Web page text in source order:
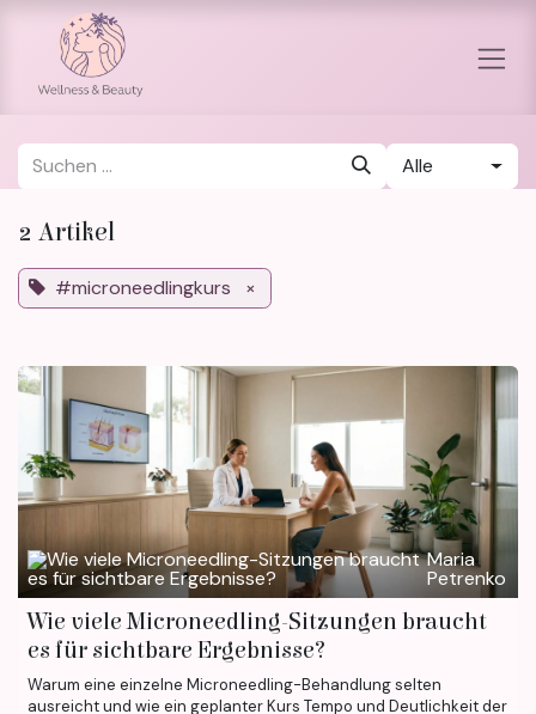
Zum Inhalt springen
Alle
2 Artikel
#microneedlingkurs ×
Maria
Petrenko
Wie viele Microneedling-Sitzungen braucht
es für sichtbare Ergebnisse?
Warum eine einzelne Microneedling-Behandlung selten
ausreicht und wie ein geplanter Kurs Tempo und Deutlichkeit der